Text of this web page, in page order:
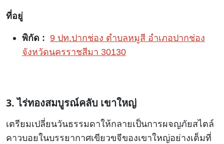
ที่อยู่
พิกัด : 9 ปท.ปากช่อง ตำบลหมูสี อำเภอปากช่อง
จังหวัดนครราชสีมา 30130
3. ไร่ทองสมบูรณ์คลับ เขาใหญ่
เตรียมเปลี่ยนวันธรรมดาให้กลายเป็นการผจญภัยสไตล์
คาวบอยในบรรยากาศเขียวขจีของเขาใหญ่อย่างเต็มที่